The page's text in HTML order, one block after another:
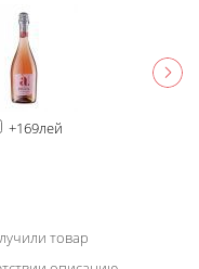
+169лей
товар